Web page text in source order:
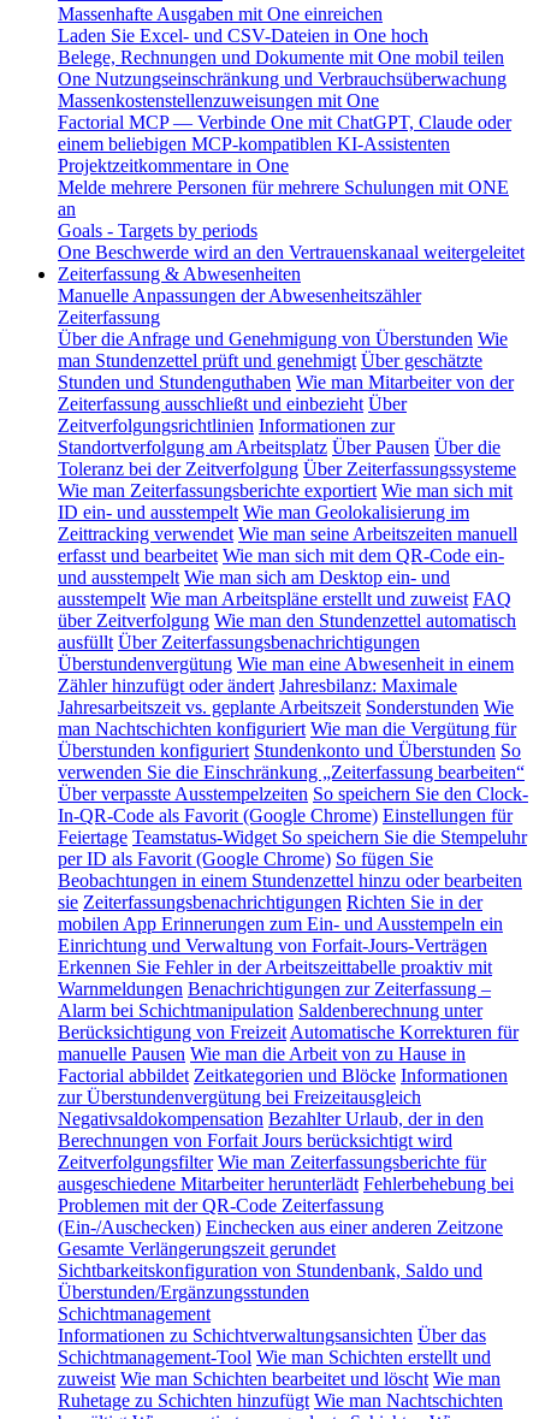
Massenhafte Ausgaben mit One einreichen
Laden Sie Excel- und CSV-Dateien in One hoch
Belege, Rechnungen und Dokumente mit One mobil teilen
One Nutzungseinschränkung und Verbrauchsüberwachung
Massenkostenstellenzuweisungen mit One
Factorial MCP — Verbinde One mit ChatGPT, Claude oder
einem beliebigen MCP-kompatiblen KI-Assistenten
Projektzeitkommentare in One
Melde mehrere Personen für mehrere Schulungen mit ONE
an
Goals - Targets by periods
One Beschwerde wird an den Vertrauenskanaal weitergeleitet
Zeiterfassung & Abwesenheiten
Manuelle Anpassungen der Abwesenheitszähler
Zeiterfassung
Über die Anfrage und Genehmigung von Überstunden Wie
man Stundenzettel prüft und genehmigt Über geschätzte
Stunden und Stundenguthaben Wie man Mitarbeiter von der
Zeiterfassung ausschließt und einbezieht Über
Zeitverfolgungsrichtlinien Informationen zur
Standortverfolgung am Arbeitsplatz Über Pausen Über die
Toleranz bei der Zeitverfolgung Über Zeiterfassungssysteme
Wie man Zeiterfassungsberichte exportiert Wie man sich mit
ID ein- und ausstempelt Wie man Geolokalisierung im
Zeittracking verwendet Wie man seine Arbeitszeiten manuell
erfasst und bearbeitet Wie man sich mit dem QR-Code ein-
und ausstempelt Wie man sich am Desktop ein- und
ausstempelt Wie man Arbeitspläne erstellt und zuweist FAQ
über Zeitverfolgung Wie man den Stundenzettel automatisch
ausfüllt Über Zeiterfassungsbenachrichtigungen
Überstundenvergütung Wie man eine Abwesenheit in einem
Zähler hinzufügt oder ändert Jahresbilanz: Maximale
Jahresarbeitszeit vs. geplante Arbeitszeit Sonderstunden Wie
man Nachtschichten konfiguriert Wie man die Vergütung für
Überstunden konfiguriert Stundenkonto und Überstunden So
verwenden Sie die Einschränkung „Zeiterfassung bearbeiten“
Über verpasste Ausstempelzeiten So speichern Sie den Clock-
In-QR-Code als Favorit (Google Chrome) Einstellungen für
Feiertage Teamstatus-Widget So speichern Sie die Stempeluhr
per ID als Favorit (Google Chrome) So fügen Sie
Beobachtungen in einem Stundenzettel hinzu oder bearbeiten
sie Zeiterfassungsbenachrichtigungen Richten Sie in der
mobilen App Erinnerungen zum Ein- und Ausstempeln ein
Einrichtung und Verwaltung von Forfait-Jours-Verträgen
Erkennen Sie Fehler in der Arbeitszeittabelle proaktiv mit
Warnmeldungen Benachrichtigungen zur Zeiterfassung –
Alarm bei Schichtmanipulation Saldenberechnung unter
Berücksichtigung von Freizeit Automatische Korrekturen für
manuelle Pausen Wie man die Arbeit von zu Hause in
Factorial abbildet Zeitkategorien und Blöcke Informationen
zur Überstundenvergütung bei Freizeitausgleich
Negativsaldokompensation Bezahlter Urlaub, der in den
Berechnungen von Forfait Jours berücksichtigt wird
Zeitverfolgungsfilter Wie man Zeiterfassungsberichte für
ausgeschiedene Mitarbeiter herunterlädt Fehlerbehebung bei
Problemen mit der QR-Code Zeiterfassung
(Ein-/Auschecken) Einchecken aus einer anderen Zeitzone
Gesamte Verlängerungszeit gerundet
Sichtbarkeitskonfiguration von Stundenbank, Saldo und
Überstunden/Ergänzungsstunden
Schichtmanagement
Informationen zu Schichtverwaltungsansichten Über das
Schichtmanagement-Tool Wie man Schichten erstellt und
zuweist Wie man Schichten bearbeitet und löscht Wie man
Ruhetage zu Schichten hinzufügt Wie man Nachtschichten